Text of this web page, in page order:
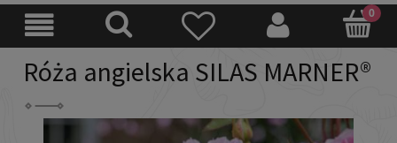
Róża angielska SILAS MARNER®